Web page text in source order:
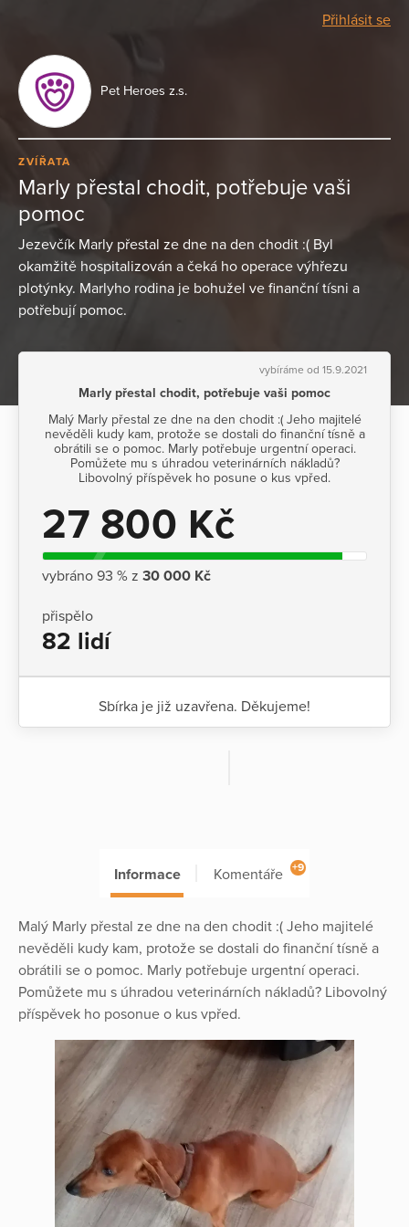
Přihlásit se
Pet Heroes z.s.
ZVÍŘATA
Marly přestal chodit, potřebuje vaši
pomoc
Jezevčík Marly přestal ze dne na den chodit :( Byl
okamžitě hospitalizován a čeká ho operace výhřezu
plotýnky. Marlyho rodina je bohužel ve finanční tísni a
potřebují pomoc.
vybíráme od 15.9.2021
Marly přestal chodit, potřebuje vaši pomoc
Malý Marly přestal ze dne na den chodit :( Jeho majitelé
nevěděli kudy kam, protože se dostali do finanční tísně a
obrátili se o pomoc. Marly potřebuje urgentní operaci.
Pomůžete mu s úhradou veterinárních nákladů?
Libovolný příspěvek ho posune o kus vpřed.
27 800 Kč
vybráno 93 % z 30 000 Kč
přispělo
82 lidí
Sbírka je již uzavřena. Děkujeme!
Informace Komentáře +9
Malý Marly přestal ze dne na den chodit :( Jeho majitelé
nevěděli kudy kam, protože se dostali do finanční tísně a
obrátili se o pomoc. Marly potřebuje urgentní operaci.
Pomůžete mu s úhradou veterinárních nákladů? Libovolný
příspěvek ho posonue o kus vpřed.